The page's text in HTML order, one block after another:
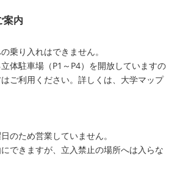
案内
乗り入れはできません。
体駐車場（P1～P4）を開放していますの
ご利用ください。詳しくは、大学マップ
のため営業していません。
できますが、立入禁止の場所へは入らな